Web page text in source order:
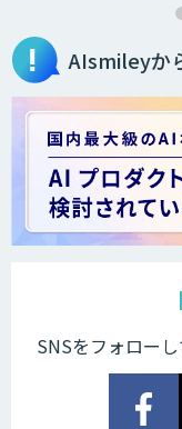
AIsmileyか
SNSをフォロー